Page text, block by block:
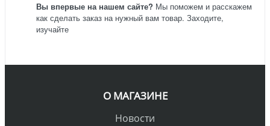
Вы впервые на нашем сайте? Мы поможем и расскажем
как сделать заказ на нужный вам товар. Заходите,
изучайте
О МАГАЗИНЕ
Новости